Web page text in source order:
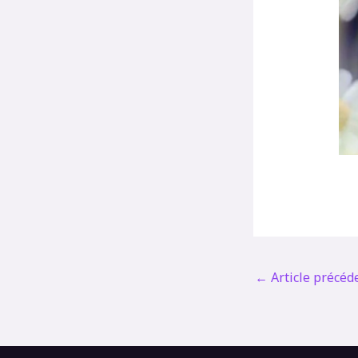
← Article